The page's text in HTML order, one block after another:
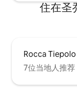
住在圣
Rocca Tiepolo
7位当地人推荐